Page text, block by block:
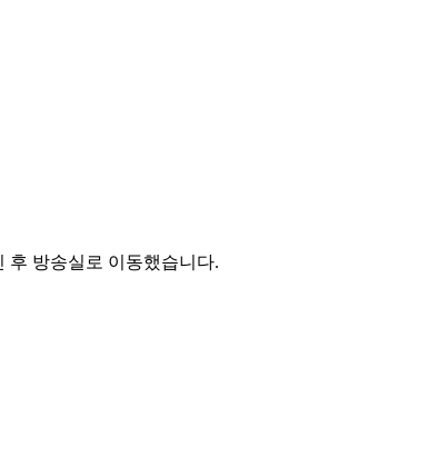
후 방송실로 이동했습니다.